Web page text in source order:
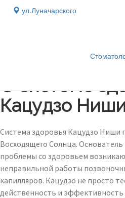
ул.Луначарского
О системе
Кацудзо
Система здоровья Кацудзо Ниши
Восходящего Солнца.
проблемы со здоровьем
неправильной работы
капилляров. Кацудзо не просто
действенность и